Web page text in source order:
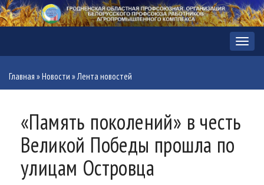
Меню
Главная »Новости »Лента новостей
«Память поколений» в честь
Великой Победы прошла по
улицам Островца